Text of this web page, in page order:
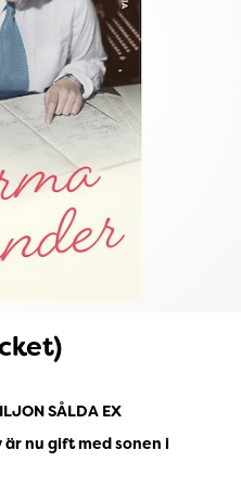
SÅLDA EX
nu gift med sonen i